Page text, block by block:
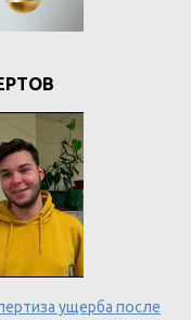
ущерба после